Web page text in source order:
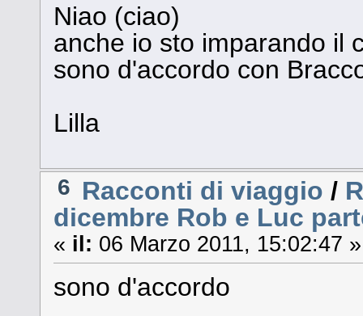
Niao (ciao)
anche io sto imparando il
sono d'accordo con
Lilla
6 Racconti di viaggio /
dicembre Rob e Luc
« il: 06 Marzo 2011, 15:02:47 »
sono d'accordo